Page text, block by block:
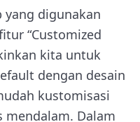
yang digunakan
“Customized
kita untuk
dengan desain
kustomisasi
Dalam